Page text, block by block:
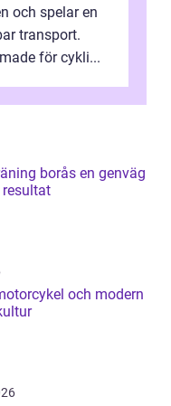
och spelar en
transport.
för cykli...
en genväg
och modern